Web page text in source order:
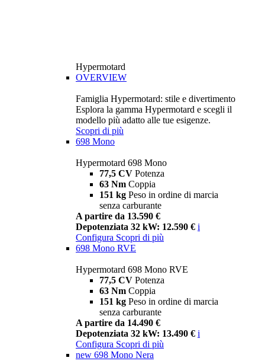
Hypermotard
OVERVIEW
Famiglia Hypermotard: stile e divertimento
Esplora la gamma Hypermotard e scegli il
modello più adatto alle tue esigenze.
Scopri di più
698 Mono
Hypermotard 698 Mono
77,5 CV Potenza
63 Nm Coppia
151 kg Peso in ordine di marcia
senza carburante
A partire da 13.590 €
Depotenziata 32 kW: 12.590 € i
Configura Scopri di più
698 Mono RVE
Hypermotard 698 Mono RVE
77,5 CV Potenza
63 Nm Coppia
151 kg Peso in ordine di marcia
senza carburante
A partire da 14.490 €
Depotenziata 32 kW: 13.490 € i
Configura Scopri di più
new 698 Mono Nera